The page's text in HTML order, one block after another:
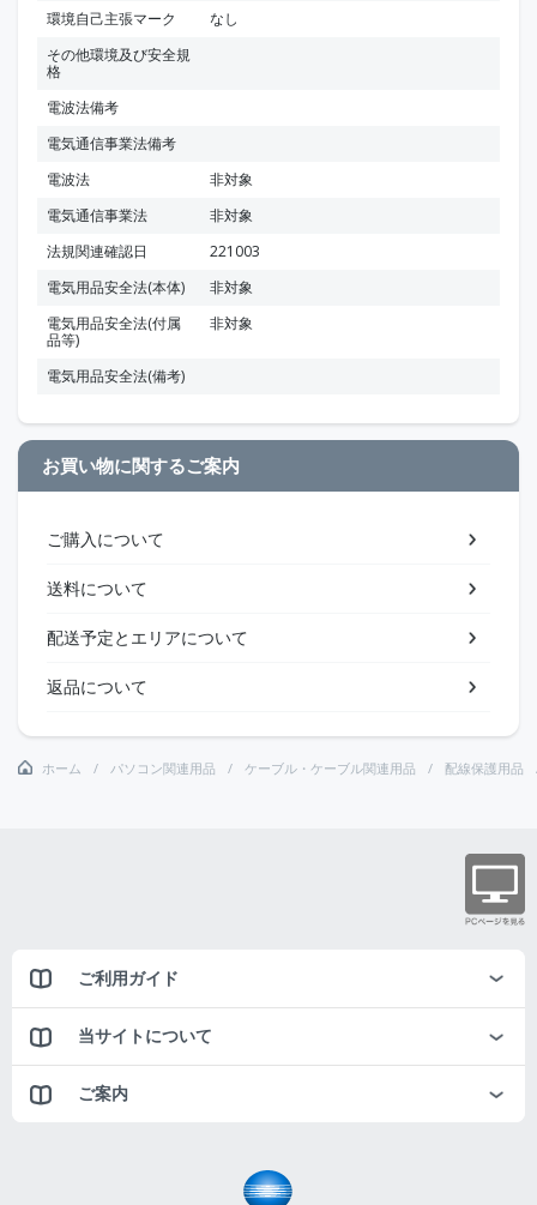
環境自己主張マーク
なし
その他環境及び安全規
格
電波法備考
電気通信事業法備考
電波法
非対象
電気通信事業法
非対象
法規関連確認日
221003
電気用品安全法(本体)
非対象
電気用品安全法(付属
品等)
非対象
電気用品安全法(備考)
お買い物に関するご案内
ご購入について
送料について
配送予定とエリアについて
返品について
ホーム パソコン関連用品 ケーブル・ケーブル関連用品 配線保護用品
ご利用ガイド
当サイトについて
ご案内